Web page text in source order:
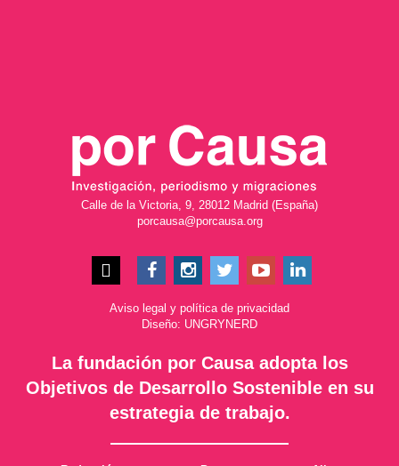
Calle de la Victoria, 9, 28012 Madrid (España)
porcausa@porcausa.org
Aviso legal y política de privacidad
Diseño: UNGRYNERD
La fundación por Causa adopta los
Objetivos de Desarrollo Sostenible en su
estrategia de trabajo.